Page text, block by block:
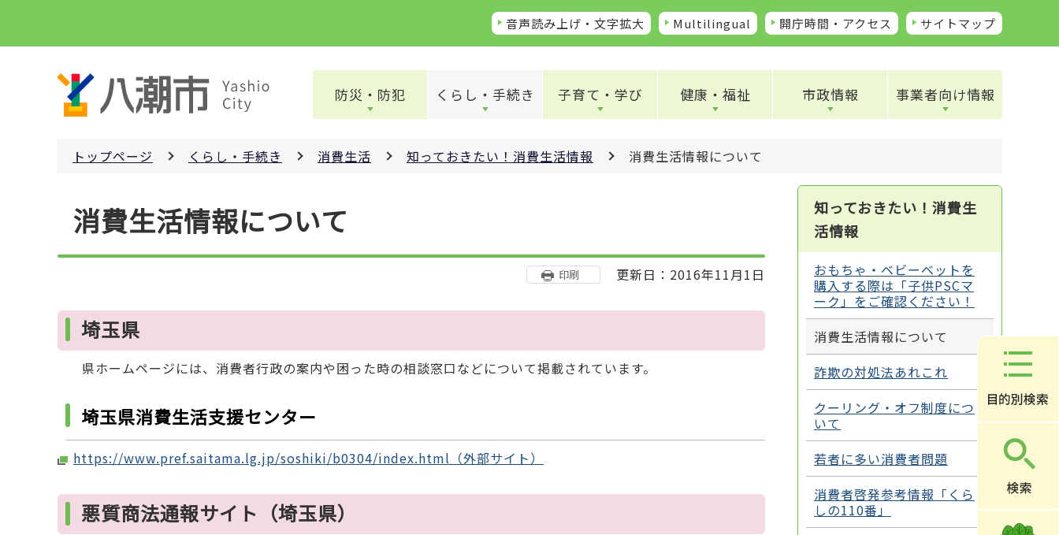
ペ
音声読み上げ・文字拡大 Multilingual 開庁時間・アクセス サイトマップ
防災・防犯 くらし・手続き 子育て・学び 健康・福祉 市政情報 事業者向け情報
トップページ くらし・手続き 消費生活 知っておきたい！消費生活情報 消費生活情報について
消費生活情報について
印刷 更新日：2016年11月1日
埼玉県
県ホームページには、消費者行政の案内や困った時の相談窓口などについて掲載されています。
埼玉県消費生活支援センター
https://www.pref.saitama.lg.jp/soshiki/b0304/index.html（外部サイト）
悪質商法通報サイト（埼玉県）
知っておきたい！消費生
活情報
おもちゃ・ベビーベットを
購入する際は「子供PSCマ
ーク」をご確認ください！
消費生活情報について
詐欺の対処法あれこれ
クーリング・オフ制度につ
いて
若者に多い消費者問題
消費者啓発参考情報「くら
しの110番」